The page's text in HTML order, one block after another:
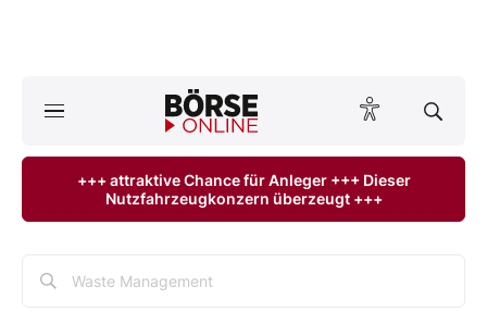
ktuelle Ausgabe BÖRSE ONLINE lesen
+++ attraktive Chance für Anleger +++ Dieser
Nutzfahrzeugkonzern überzeugt +++